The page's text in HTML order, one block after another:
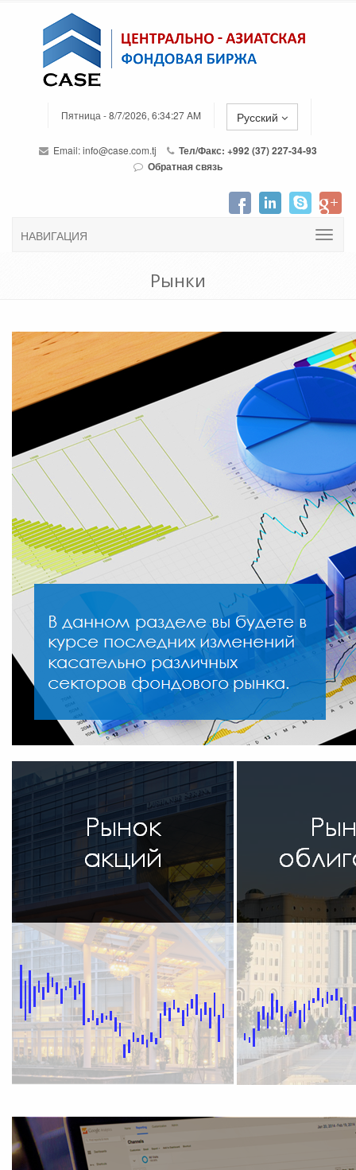
Пятница - 8/7/2026, 6:34:27 AM Русский
Email:info@case.com.tj
Тел/Факс: +992 (37) 227-34-93
Обратная связь
НАВИГАЦИЯ
Рынки